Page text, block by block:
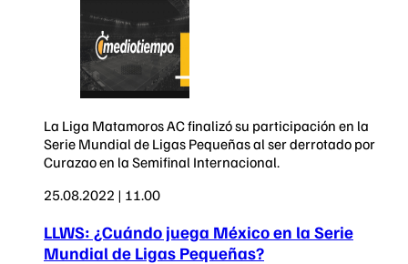
La Liga Matamoros AC finalizó su participación en la
Serie Mundial de Ligas Pequeñas al ser derrotado por
Curazao en la Semifinal Internacional.
25.08.2022 | 11.00
LLWS: ¿Cuándo juega México en la Serie
Mundial de Ligas Pequeñas?